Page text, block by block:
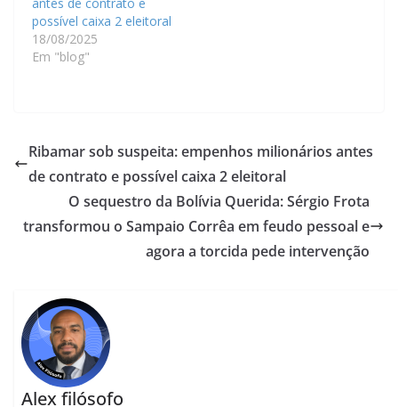
possível caixa 2 eleitoral
18/08/2025
Em "blog"
Ribamar sob suspeita: empenhos milionários antes
de contrato e possível caixa 2 eleitoral
O sequestro da Bolívia Querida: Sérgio Frota
transformou o Sampaio Corrêa em feudo pessoal e
agora a torcida pede intervenção
Alex filósofo